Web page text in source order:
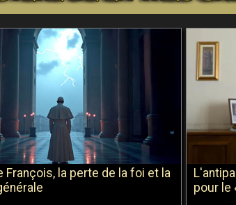
François, la perte de la foi et la
pour le